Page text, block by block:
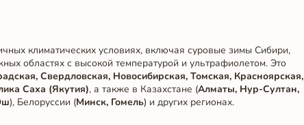
климатических условиях, включая суровые зимы Сибири,
областях с высокой температурой и ультрафиолетом. Это
Свердловская, Новосибирская, Томская, Красноярская,
Саха (Якутия), а также в Казахстане (Алматы, Нур-Султан,
), Белоруссии (Минск, Гомель) и других регионах.